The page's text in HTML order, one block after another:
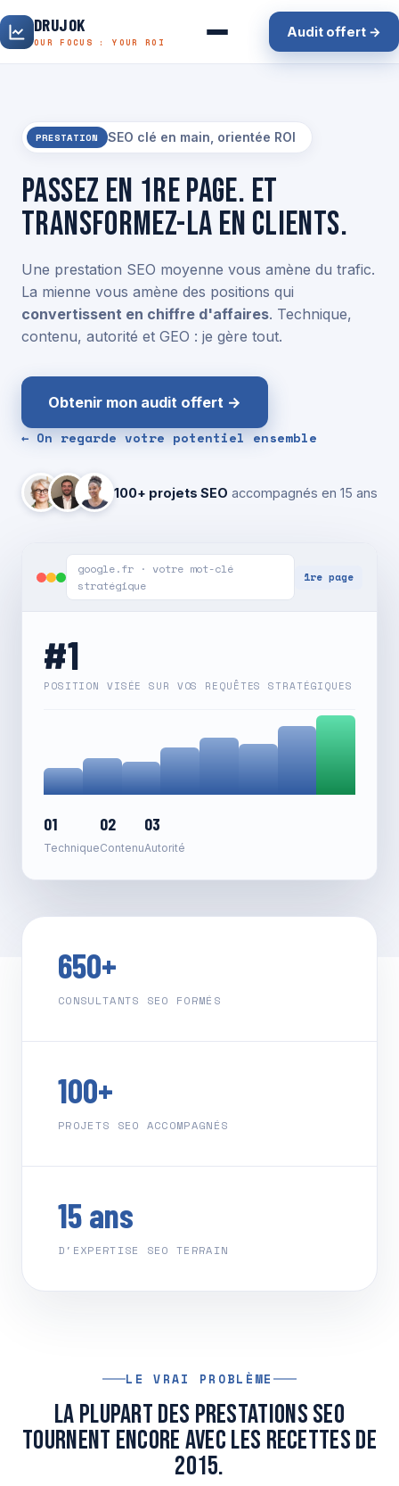
DRUJOK
OUR FOCUS : YOUR ROI
Audit offert →
PRESTATION SEO clé en main, orientée ROI
Passez en 1re page. Et
transformez-la en clients.
Une prestation SEO moyenne vous amène du trafic.
La mienne vous amène des positions qui
convertissent en chiffre d'affaires. Technique,
contenu, autorité et GEO : je gère tout.
Obtenir mon audit offert →
← On regarde votre potentiel ensemble
100+ projets SEO accompagnés en 15 ans
google.fr · votre mot-clé
stratégique
1re page
#1
POSITION VISÉE SUR VOS REQUÊTES STRATÉGIQUES
01
Technique
02
Contenu
03
Autorité
650+
CONSULTANTS SEO FORMÉS
100+
PROJETS SEO ACCOMPAGNÉS
15 ans
D'EXPERTISE SEO TERRAIN
LE VRAI PROBLÈME
La plupart des prestations SEO
tournent encore avec les recettes de
2015.